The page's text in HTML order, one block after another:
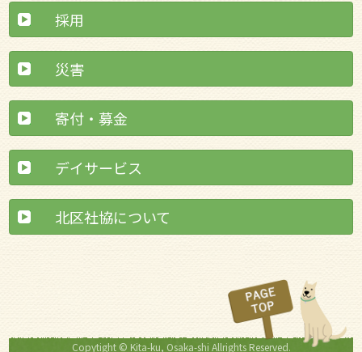
採用
災害
寄付・募金
デイサービス
北区社協について
Copytight © Kita-ku, Osaka-shi Allrights Reserved.